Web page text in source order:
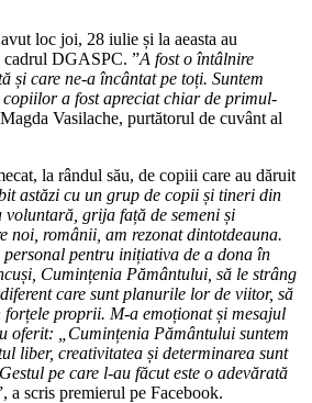
loc joi, 28 iulie și la aeasta au
DGASPC. ”A fost o întâlnire
și care ne-a încântat pe toți. Suntem
a fost apreciat chiar de primul-
Vasilache, purtătorul de cuvânt al
la rândul său, de copiii care au dăruit
astăzi cu un grup de copii și tineri din
voluntară, grija față de semeni și
noi, românii, am rezonat dintotdeauna.
pentru inițiativa de a dona în
Cumințenia Pământului, să le strâng
care sunt planurile lor de viitor, să
proprii. M-a emoționat și mesajul
oferit: „Cumințenia Pământului suntem
liber, creativitatea și determinarea sunt
pe care l-au făcut este o adevărată
a scris premierul pe Facebook.